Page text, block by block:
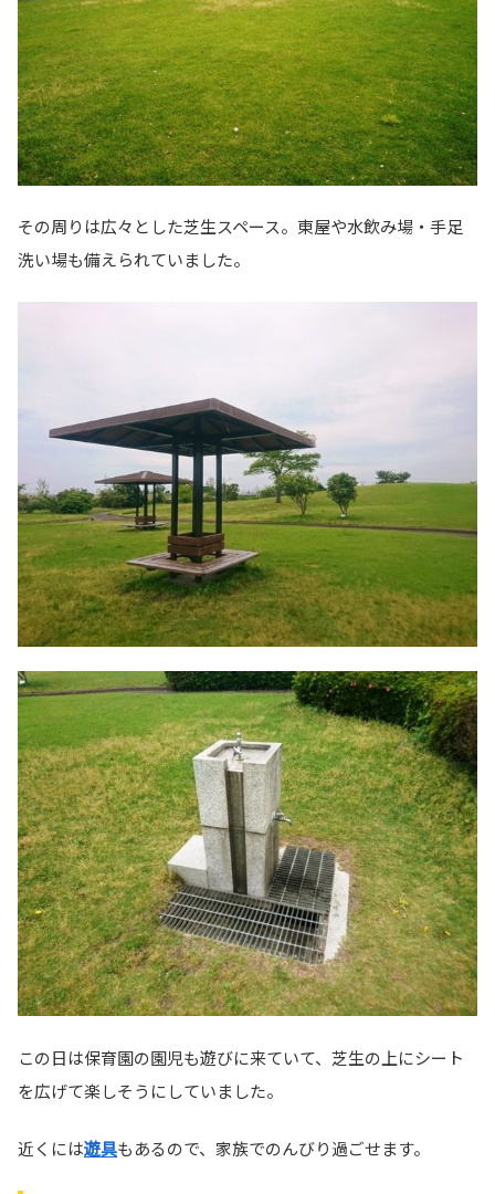
その周りは広々とした芝生スペース。東屋や水飲み場・手足
洗い場も備えられていました。
この日は保育園の園児も遊びに来ていて、芝生の上にシート
を広げて楽しそうにしていました。
近くには遊具もあるので、家族でのんびり過ごせます。